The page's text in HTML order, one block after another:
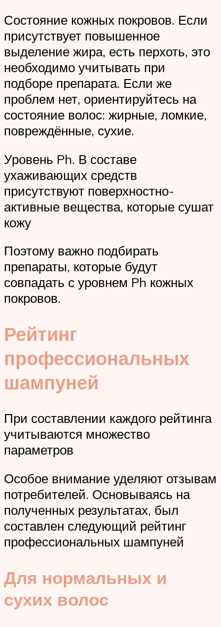
Состояние кожных покровов. Если
присутствует повышенное
выделение жира, есть перхоть, это
необходимо учитывать при
подборе препарата. Если же
проблем нет, ориентируйтесь на
состояние волос: жирные, ломкие,
повреждённые, сухие.
Уровень Ph. В составе
ухаживающих средств
присутствуют поверхностно-
активные вещества, которые сушат
кожу
Поэтому важно подбирать
препараты, которые будут
совпадать с уровнем Ph кожных
покровов.
Рейтинг
профессиональных
шампуней
При составлении каждого рейтинга
учитываются множество
параметров
Особое внимание уделяют отзывам
потребителей. Основываясь на
полученных результатах, был
составлен следующий рейтинг
профессиональных шампуней
Для нормальных и
сухих волос